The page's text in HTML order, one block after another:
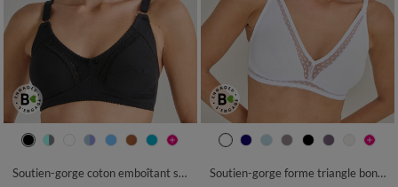
Soutien-gorge coton emboîtant sans armatures - lot de 2 Soutien-gorge forme triangle bonnets moulés Paia- sans armatures